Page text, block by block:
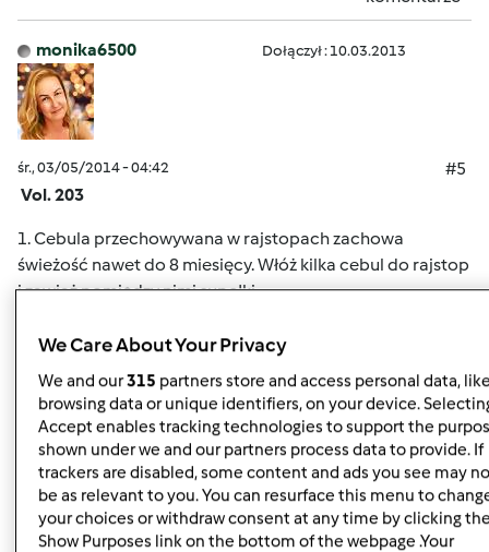
monika6500 Dołączył : 10.03.2013
śr., 03/05/2014 - 04:42
#5
Vol. 203
1. Cebula przechowywana w rajstopach zachowa
świeżość nawet do 8 miesięcy. Włóż kilka cebul do rajstop
i zawiąż pomiędzy nimi supełki.
2. Przechowuj zieloną cebulkę w plastikowej butelce.
Cebulkę drobno posiekaj, wsyp do butelki i przechowuj w
zamrażalce. Zanim ją zamrozisz upewnij się ze jest
zupełnie sucha.
3. Zaopatrz się w pochłaniacz etylenu. Etylen to hormon
wzrostu wydzielany przez owoce i warzywa. Dzięki
pochłaniaczowi spowolnisz dojrzewanie warzyw i
owoców a tym samym ich psucie się.
We Care About Your Privacy
We and our315 partners store and access personal data,
browsing data or unique identifiers, on your device.
Accept enables tracking technologies to support the
shown under we and our partners process data to provide. If
trackers are disabled, some content and ads you see may
be as relevant to you. You can resurface this menu to
your choices or withdraw consent at any time by clicking
Show Purposes link on the bottom of the webpage .Your